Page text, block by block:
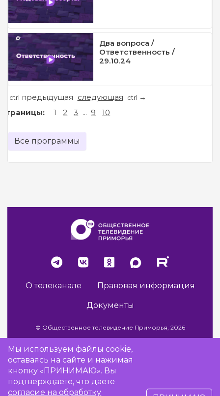
Два вопроса /
Ответственность /
29.10.24
ctrl предыдущая следующая ctrl →
Страницы: 1 2 3 ... 9 10
Все программы
О телеканале Правовая информация
Документы
© Общественное телевидение Приморья, 2026
Разработка сайта -Vladweb
Мы используем файлы cookie,
оставаясь на сайте и нажимая
кнопку «ПРИНИМАЮ». Вы
подтверждаете, что даете
согласие на обработку